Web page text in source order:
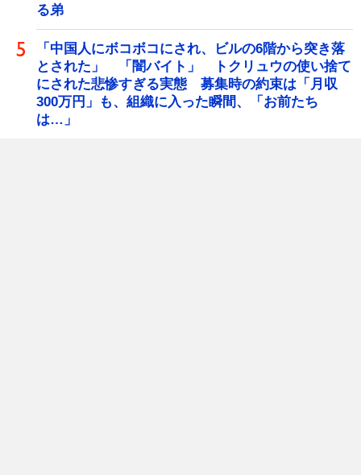
る弟
「中国人にボコボコにされ、ビルの6階から突き落
とされた」 「闇バイト」 トクリュウの使い捨て
にされた悲惨すぎる実態 募集時の約束は「月収
300万円」も、組織に入った瞬間、「お前たち
は…」